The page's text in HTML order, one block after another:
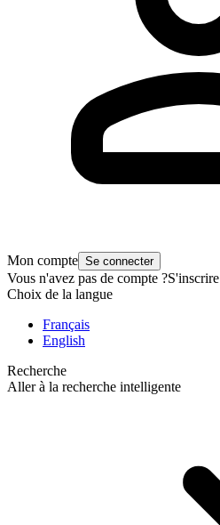
Mon compte Se connecter
Vous n'avez pas de compte ?S'inscrire
Choix de la langue
Français
English
Recherche
Aller à la recherche intelligente